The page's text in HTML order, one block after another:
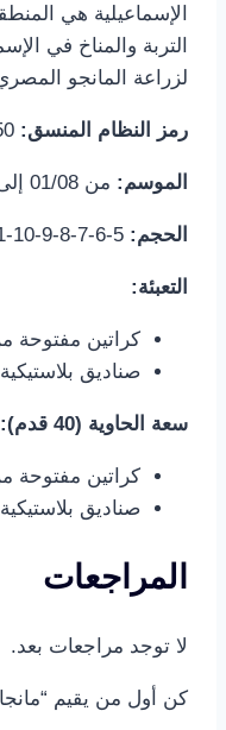
الإسماعيلية هي
التربة والمناخ في
لزراعة المانجو
رمز النظام المنسق:
الموسم: من 01/08 إلى 15/10
الحجم:
التعبئة:
كراتين مفتوحة من الأعلى:
صناديق بلاستيكية: 4 كجم وزن
سعة الحاوية (40 قدم):
كراتين مفتوحة من
صناديق بلاستيكية: 180
المراجعات
لا توجد مراجعات بعد.
كن أول من يقيم